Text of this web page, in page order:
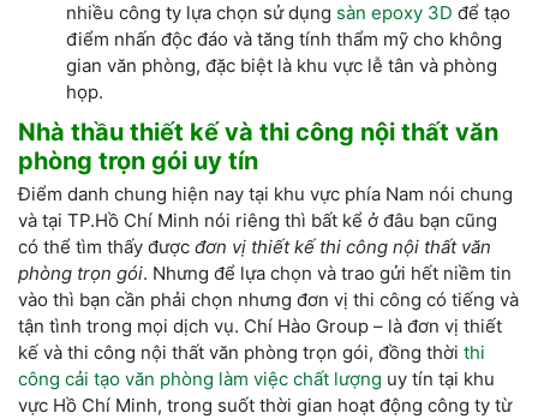
nhiều công ty lựa chọn sử dụng sàn epoxy 3D để tạo
điểm nhấn độc đáo và tăng tính thẩm mỹ cho không
gian văn phòng, đặc biệt là khu vực lễ tân và phòng
họp.
Nhà thầu thiết kế và thi công nội thất văn
phòng trọn gói uy tín
Điểm danh chung hiện nay tại khu vực phía Nam nói chung
và tại TP.Hồ Chí Minh nói riêng thì bất kể ở đâu bạn cũng
có thể tìm thấy được đơn vị thiết kế thi công nội thất văn
phòng trọn gói. Nhưng để lựa chọn và trao gửi hết niềm tin
vào thì bạn cần phải chọn nhưng đơn vị thi công có tiếng và
tận tình trong mọi dịch vụ. Chí Hào Group – là đơn vị thiết
kế và thi công nội thất văn phòng trọn gói, đồng thời thi
công cải tạo văn phòng làm việc chất lượng uy tín tại khu
vực Hồ Chí Minh, trong suốt thời gian hoạt động công ty từ